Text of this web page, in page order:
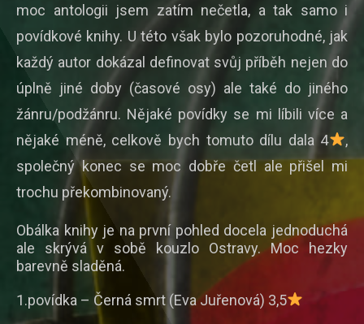
moc antologii jsem zatím nečetla, a tak samo i
povídkové knihy. U této však bylo pozoruhodné, jak
každý autor dokázal definovat svůj příběh nejen do
úplně jiné doby (časové osy) ale také do jiného
žánru/podžánru. Nějaké povídky se mi líbili více a
nějaké méně, celkově bych tomuto dílu dala 4
,
společný konec se moc dobře četl ale přišel mi
trochu překombinovaný.
Obálka knihy je na první pohled docela jednoduchá
ale skrývá v sobě kouzlo Ostravy. Moc hezky
barevně sladěná.
1.povídka – Černá smrt (Eva Juřenová) 3,5